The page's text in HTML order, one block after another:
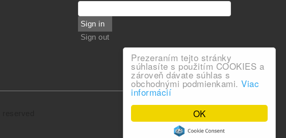
OK
Prezeraním tejto stránky
súhlasíte s použitím COOKIES a
zároveň dávate súhlas s
obchodnými podmienkami. Viac
informácií
Sign in
Sign out